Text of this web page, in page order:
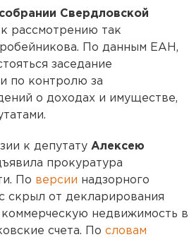
Свердловской
рассмотрению так
По данным ЕАН,
заседание
по контролю за
о доходах и имуществе,
к депутату Алексею
прокуратура
По версии надзорного
скрыл от декларирования
недвижимость в
счета. По словам